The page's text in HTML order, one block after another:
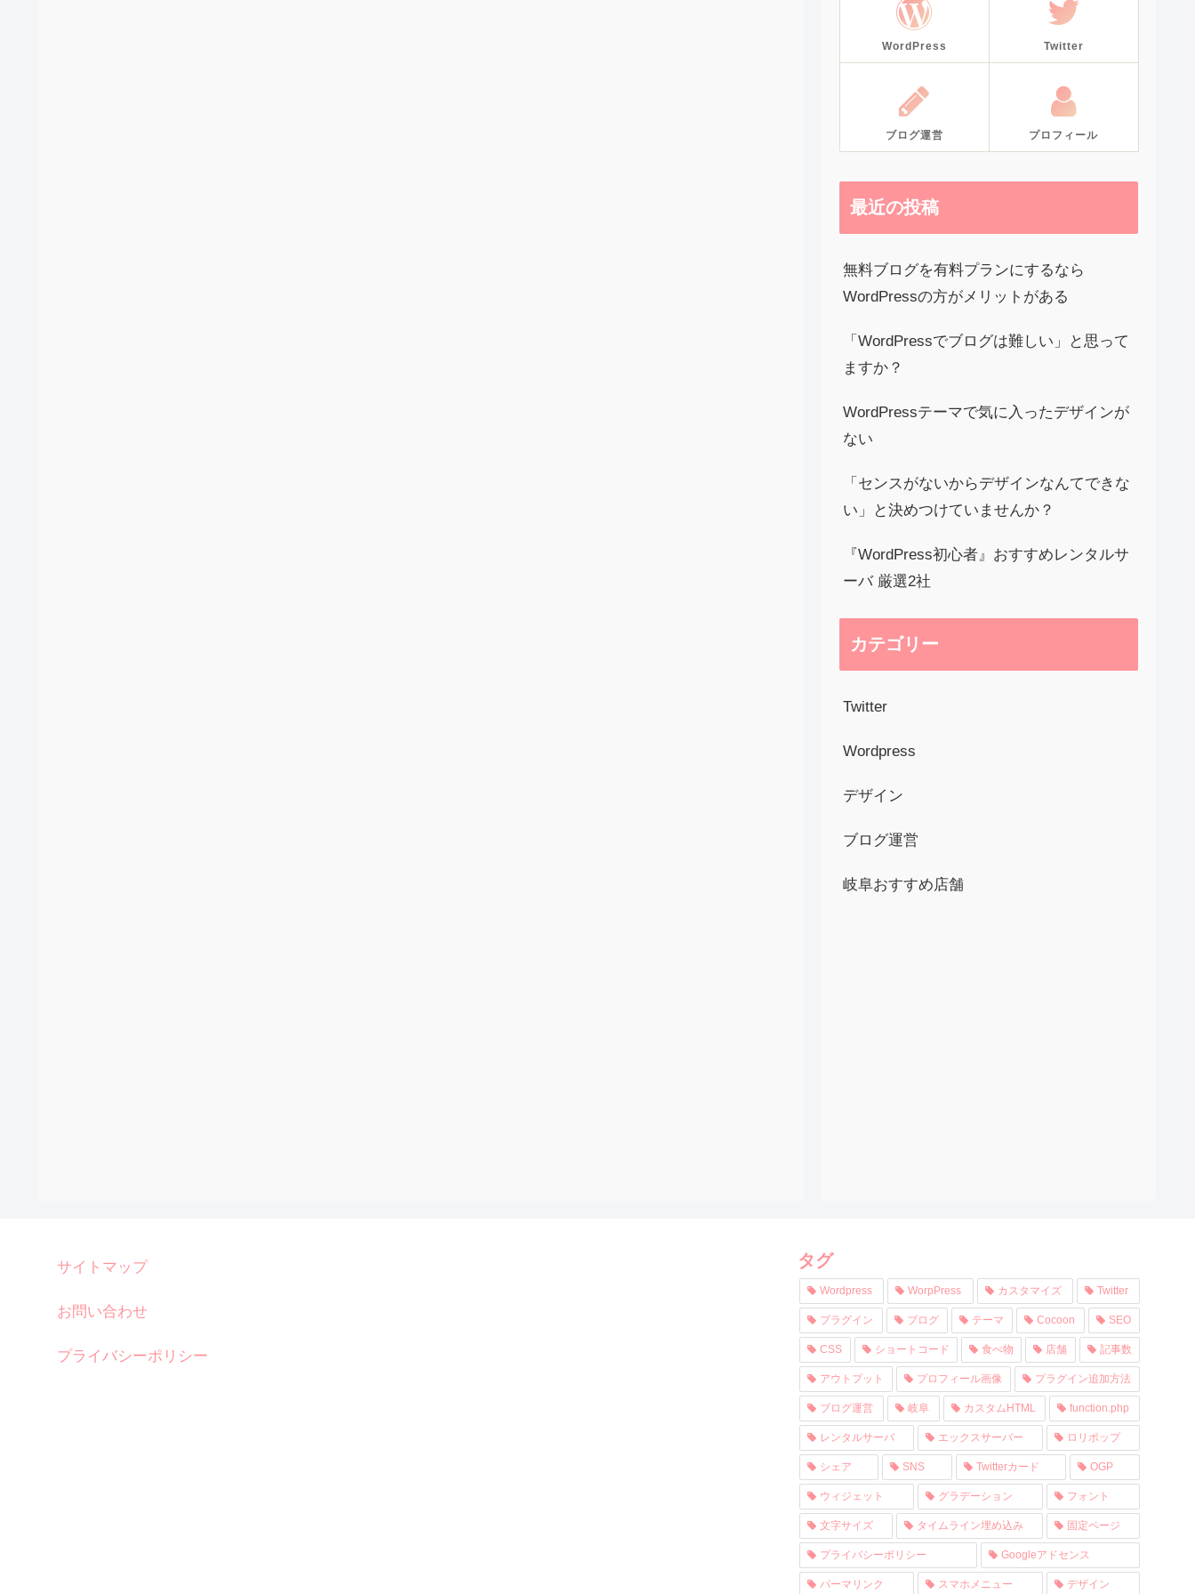
WordPress Twitter
ブログ運営 プロフィール
最近の投稿
無料ブログを有料プランにするなら
WordPressの方がメリットがある
「WordPressでブログは難しい」と思って
ますか？
WordPressテーマで気に入ったデザインが
ない
「センスがないからデザインなんてできな
い」と決めつけていませんか？
『WordPress初心者』おすすめレンタルサ
ーバ 厳選2社
カテゴリー
Twitter
Wordpress
デザイン
ブログ運営
岐阜おすすめ店舗
サイトマップ
お問い合わせ
プライバシーポリシー
タグ
Wordpress WorpPress カスタマイズ Twitter
プラグイン ブログ テーマ Cocoon SEO
CSS ショートコード 食べ物 店舗 記事数
アウトプット プロフィール画像 プラグイン追加方法
ブログ運営 岐阜 カスタムHTML function.php
レンタルサーバ エックスサーバー ロリポップ
シェア SNS Twitterカード OGP
ウィジェット グラデーション フォント
文字サイズ タイムライン埋め込み 固定ページ
プライバシーポリシー Googleアドセンス
パーマリンク スマホメニュー デザイン